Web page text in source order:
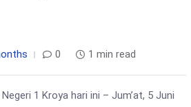
0 1 min read
1 Kroya hari ini – Jum’at, 5 Juni